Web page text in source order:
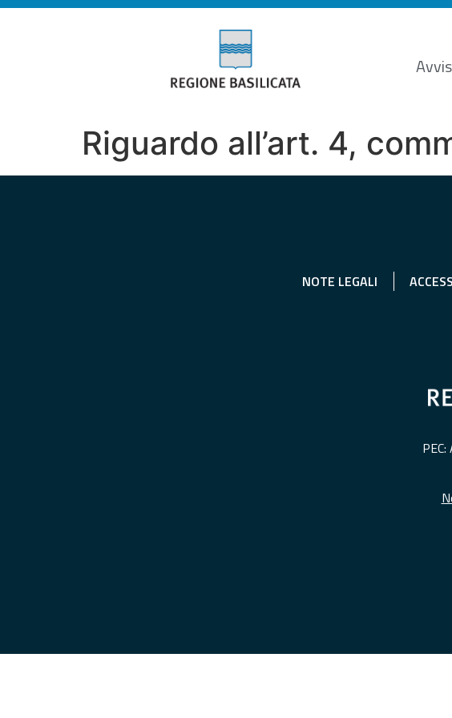
Riguardo all’art. 4,
NOTE LEGALI